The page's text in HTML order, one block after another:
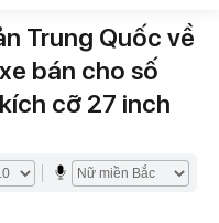
Trung Quốc về
bán cho số
cỡ 27 inch